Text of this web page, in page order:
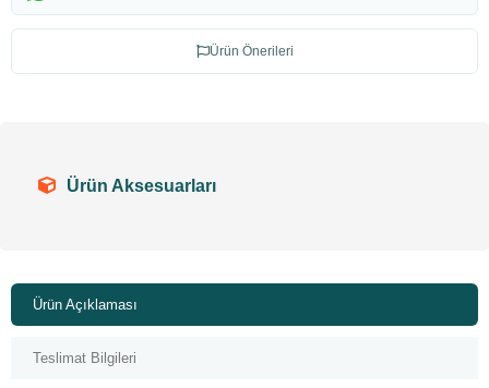
Ürün Önerileri
Ürün Aksesuarları
Ürün Açıklaması
Teslimat Bilgileri